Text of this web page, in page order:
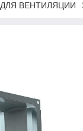
ВЕНТИЛЯЦИИ